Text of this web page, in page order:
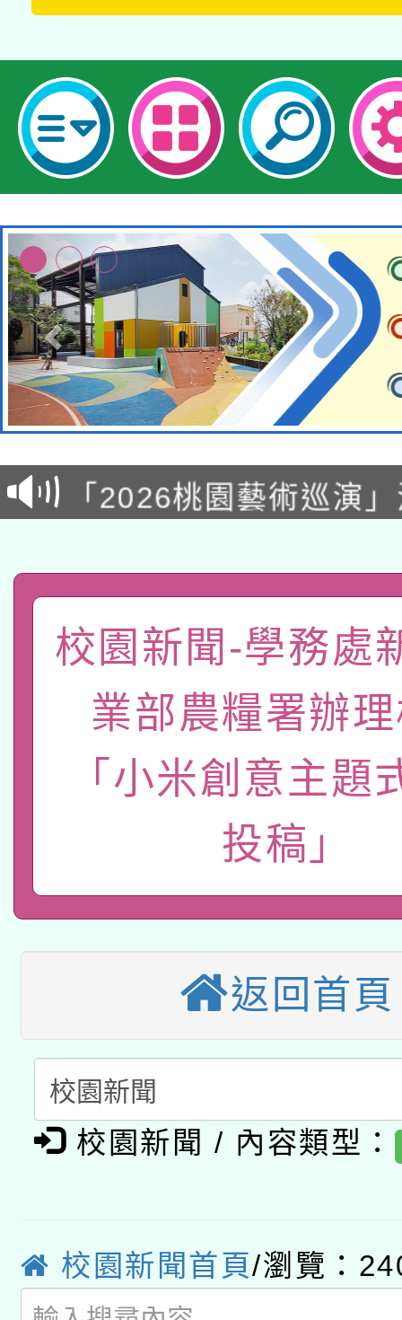
115年8月22日(星期六
桃園市孔廟祈福系列
開 智慧啟航」
2026年桃園地景藝術
「2026桃園藝術巡演
轉知教育部國民及學前
國立臺灣師範大學辦理
年度健康促進學校輔導
函轉國家教育研究院中
原住民族教育政策研討
族教育國際趨勢與發展
轉知教育部國民及學前
新北市政府教育局辦理
師專業成長研習實施
方素養工作坊新北場」
函轉國立臺灣師範大學
族語言臺北學習中心
「族語學習班」招生簡
轉知有關國立成功大學
文教學共融平台-教案
件」活動簡章
教育部國民及學前教
年度COVID-19疫苗接
接種對象擴大為「滿6
接種之民眾」措施，延
月28日止
本市兒童口腔健康促進
宣導素材2份，請協助
管道加強宣導
115年8月22日(星期六
桃園市孔廟祈福系列
開 智慧啟航」
2026年桃園地景藝術
轉知教育部國民及學前
年度健康促進學校輔導
業成長研習」實施計畫
函轉國家教育研究院
原住民族教育政策研討
族教育國際趨勢與發展
轉知教育部國民及學前
新北市政府教育局辦理
師專業成長研習實施
函轉國立臺灣師範大學
族語言臺北學習中心
轉知有關國立成功大學
件」活動簡章
年度COVID-19疫苗接
接種對象擴大為「滿6
本市兒童口腔健康促進
宣導素材2份，請協助
校園新聞-學務處
業部農糧署辦
「小米創意主題
投稿」
返回首頁
校園新聞 / 內容類型：
校園新聞首頁/瀏覽：